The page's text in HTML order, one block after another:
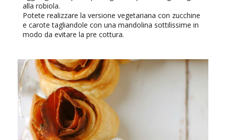
alla robiola.
Potete realizzare la versione vegetariana con zucchine
e carote tagliandole con una mandolina sottilissime in
modo da evitare la pre cottura.